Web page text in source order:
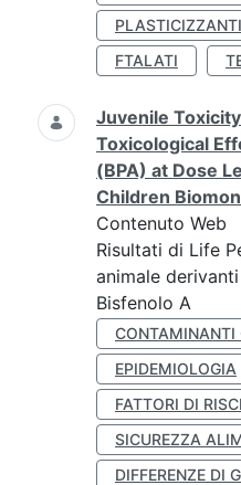
PLASTICIZZANTI
FTALATI
Juvenile
Toxicological
(BPA) at Dose
Children
Contenuto Web
Risultati di Life
animale
Bisfenolo A
CONTAMINANTI
EPIDEMIOLOGIA
FATTORI DI
SICUREZZA
DIFFERENZE DI